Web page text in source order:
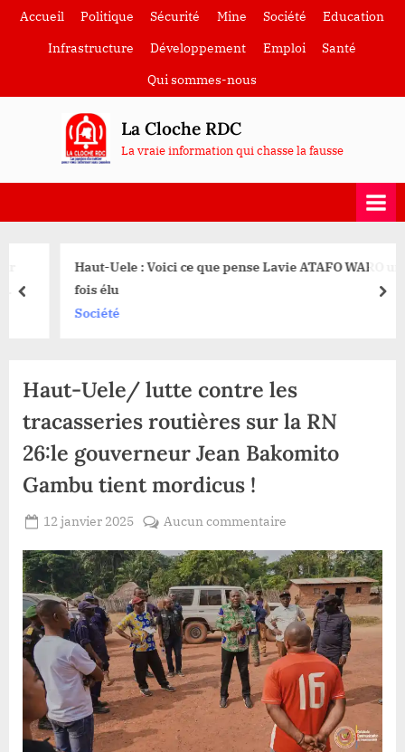
SkipAccueil Politique Sécurité Mine Société
Education
Infrastructure
Développement Emploi
Santé
Qui sommes-nous
La Cloche RDC
La vraie information qui chasse la fausse
Haut-Uele : Voici ce que pense Lavie ATAFO WARO une
fois élu
Société
prev
Haut-Uele/ lutte contre les
tracasseries routières sur la RN
26:le gouverneur Jean Bakomito
Gambu tient mordicus !
Posted
12 janvier 2025
VYAVU
Aucun commentaire
Uele/
lutte
contre
les
tracasseries
routières
sur
la
RN